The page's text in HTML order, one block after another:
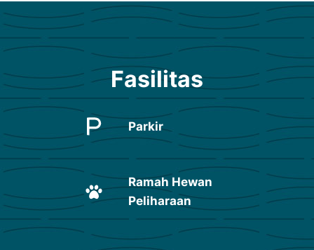
Fasilitas
Parkir
Ramah Hewan
Peliharaan